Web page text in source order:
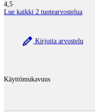
4,5
Lue kaikki 2 tuotearvostelua
Kirjoita arvostelu
Käyttömukavuus